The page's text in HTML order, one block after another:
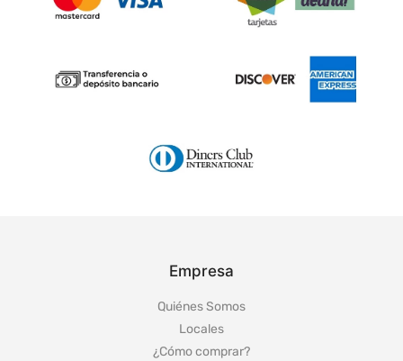
Empresa
Quiénes Somos
Locales
¿Cómo comprar?